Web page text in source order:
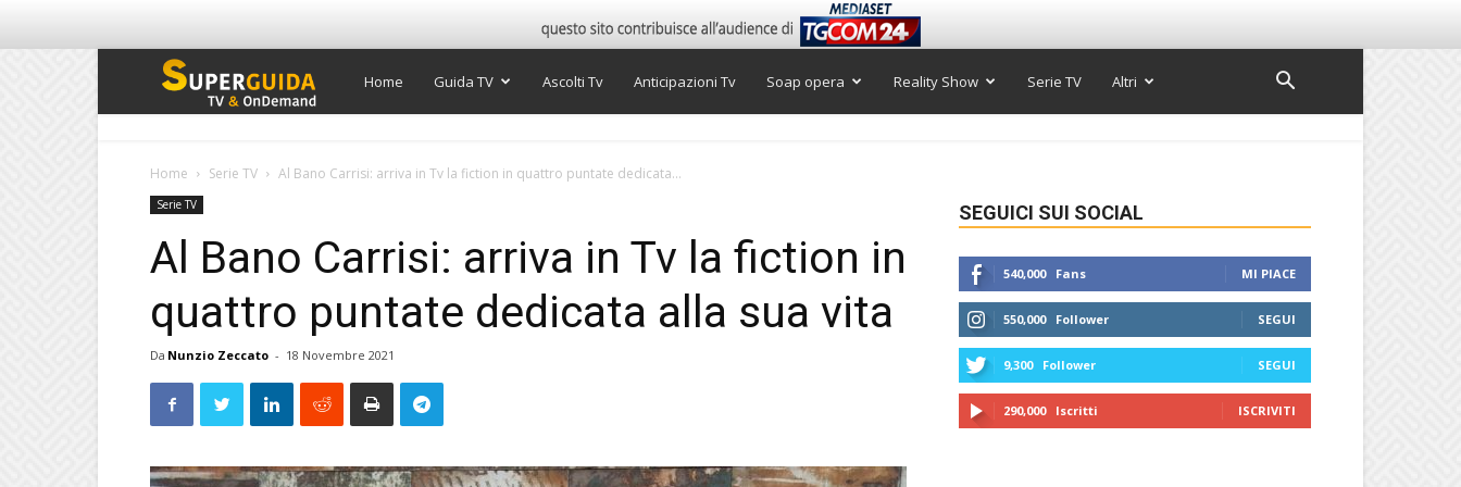
Super
Home Guida TV Ascolti Tv Anticipazioni Tv Soap opera Reality Show Serie TV Altri
Home Serie TV Al Bano Carrisi: arriva in Tv la fiction in quattro puntate dedicata...
Serie TV
Al Bano Carrisi: arriva in Tv la fiction in
quattro puntate dedicata alla sua vita
Da Nunzio Zeccato - 18 Novembre 2021
SEGUICI SUI SOCIAL
540,000 Fans MI PIACE
550,000 Follower SEGUI
9,300 Follower SEGUI
290,000 Iscritti ISCRIVITI